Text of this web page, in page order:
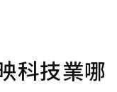
科技業哪